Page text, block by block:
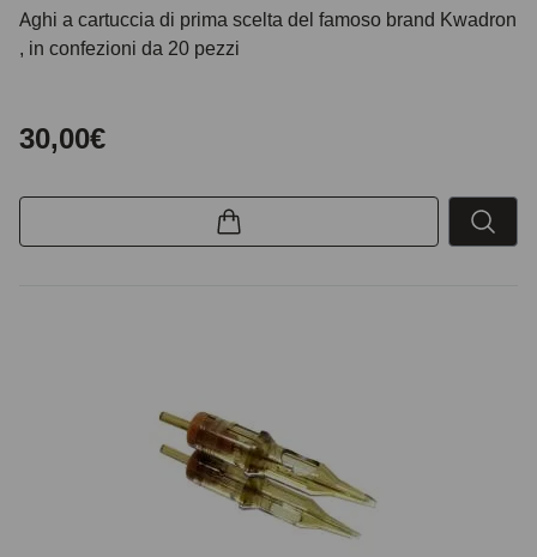
Aghi a cartuccia di prima scelta del famoso brand Kwadron
, in confezioni da 20 pezzi
30,00€